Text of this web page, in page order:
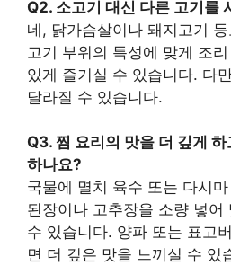
Q2. 소고기 대신 다른 고기를
네, 닭가슴살이나 돼지고기
고기 부위의 특성에 맞게 조
있게 즐기실 수 있습니다. 다
달라질 수 있습니다.
Q3. 찜 요리의 맛을 더 깊게 하
하나요?
국물에 멸치 육수 또는 다시
된장이나 고추장을 소량 넣어
수 있습니다. 양파 또는 표고
면 더 깊은 맛을 느끼실 수 있